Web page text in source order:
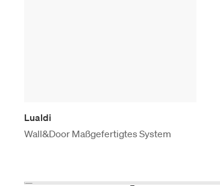
Lualdi
Wall&Door Maßgefertigtes System